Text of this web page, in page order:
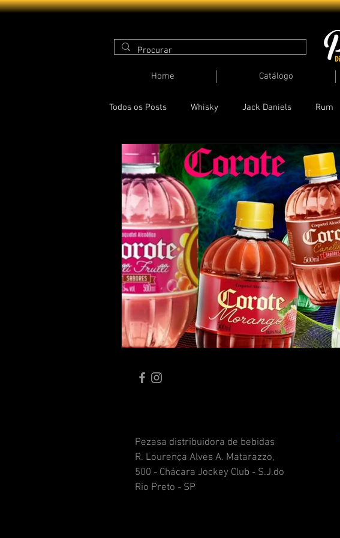
Home Catálogo
Todos os Posts Whisky Jack Daniels Rum
Licor 43 Saquê Cachaça
Pezasa distribuidora de bebidas
R. Lourença Alves A. Matarazzo,
500 - Chácara Jockey Club - S.J.do
Rio Preto - SP